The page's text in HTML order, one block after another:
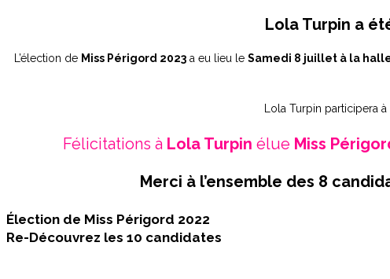
Lola Turpin a
L’élection de Miss Périgord 2023 a eu lieu le Samedi 8 juillet à la
Lola Turpin participera
Félicitations à Lola Turpin élue Miss
Merci à l’ensemble des 8
Élection de Miss Périgord 2022
Re-Découvrez les 10 candidates